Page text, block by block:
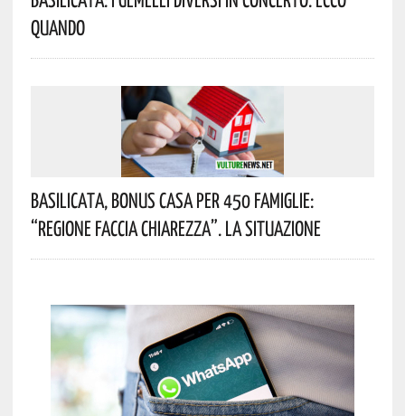
Quando
Basilicata, Bonus Casa Per 450 Famiglie:
“Regione Faccia Chiarezza”. La Situazione